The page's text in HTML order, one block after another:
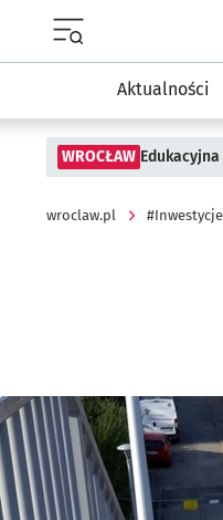
Aktualności
WROCŁAW
wroclaw.pl
Kliknij, aby powiększyć